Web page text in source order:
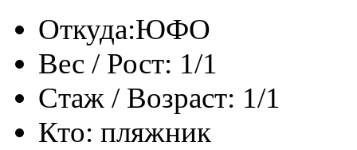
Откуда:ЮФО
Вес / Рост: 1/1
Стаж / Возраст: 1/1
Кто: пляжник